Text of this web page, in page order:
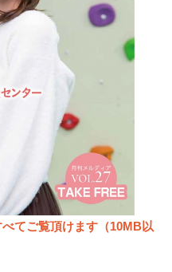
てご覧頂けます（10MB以